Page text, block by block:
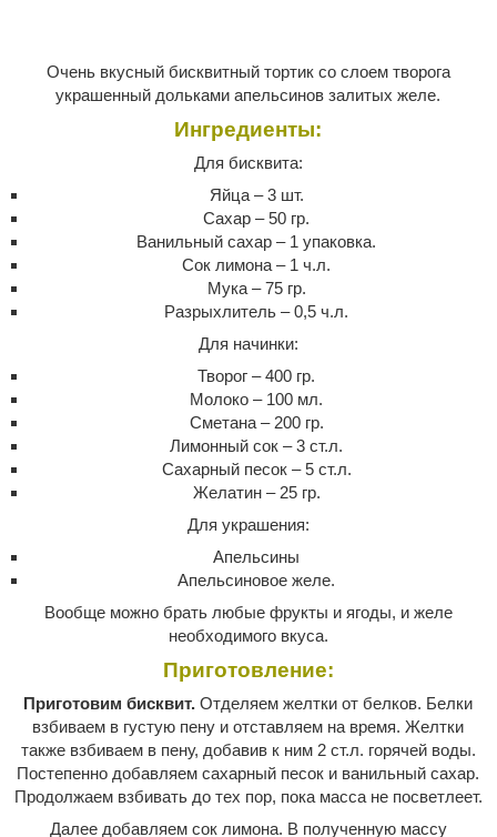
Очень вкусный бисквитный тортик со слоем творога
украшенный дольками апельсинов залитых желе.
Ингредиенты:
Для бисквита:
Яйца – 3 шт.
Сахар – 50 гр.
Ванильный сахар – 1 упаковка.
Сок лимона – 1 ч.л.
Мука – 75 гр.
Разрыхлитель – 0,5 ч.л.
Для начинки:
Творог – 400 гр.
Молоко – 100 мл.
Сметана – 200 гр.
Лимонный сок – 3 ст.л.
Сахарный песок – 5 ст.л.
Желатин – 25 гр.
Для украшения:
Апельсины
Апельсиновое желе.
Вообще можно брать любые фрукты и ягоды, и желе
необходимого вкуса.
Приготовление:
Приготовим бисквит. Отделяем желтки от белков. Белки
взбиваем в густую пену и отставляем на время. Желтки
также взбиваем в пену, добавив к ним 2 ст.л. горячей воды.
Постепенно добавляем сахарный песок и ванильный сахар.
Продолжаем взбивать до тех пор, пока масса не посветлеет.
Далее добавляем сок лимона. В полученную массу